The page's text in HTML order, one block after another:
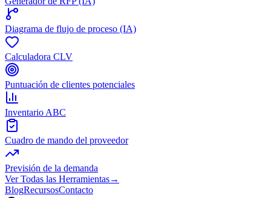
Diagrama de flujo de proceso (IA)
Calculadora CLV
Puntuación de clientes potenciales
Inventario ABC
Cuadro de mando del proveedor
Previsión de la demanda
Ver Todas las Herramientas→
BlogRecursosContacto